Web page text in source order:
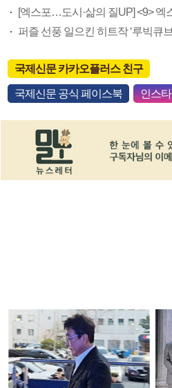
[엑스포…도시·삶의 질UP] <9> 엑
퍼즐 선풍 일으킨 히트작 ‘루빅큐브
국제신문 카카오플러스 친구
국제신문 공식 페이스북 인스